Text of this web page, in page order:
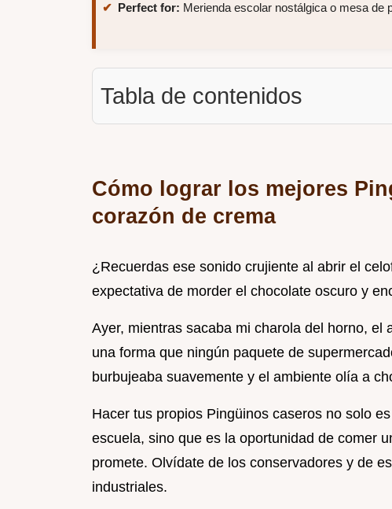
Perfect for: Merienda escolar nostálgica o mesa de
Tabla de contenidos
Cómo lograr los mejores
corazón de crema
¿Recuerdas ese sonido crujiente al abrir el
expectativa de morder el chocolate oscuro y
Ayer, mientras sacaba mi charola del horno, el
una forma que ningún paquete de
burbujeaba suavemente y el ambiente olía a
Hacer tus propios Pingüinos caseros no solo
escuela, sino que es la oportunidad de comer
promete. Olvídate de los conservadores y de
industriales.